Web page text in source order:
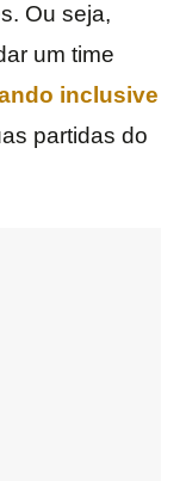
Ou seja,
um time
inclusive
partidas do